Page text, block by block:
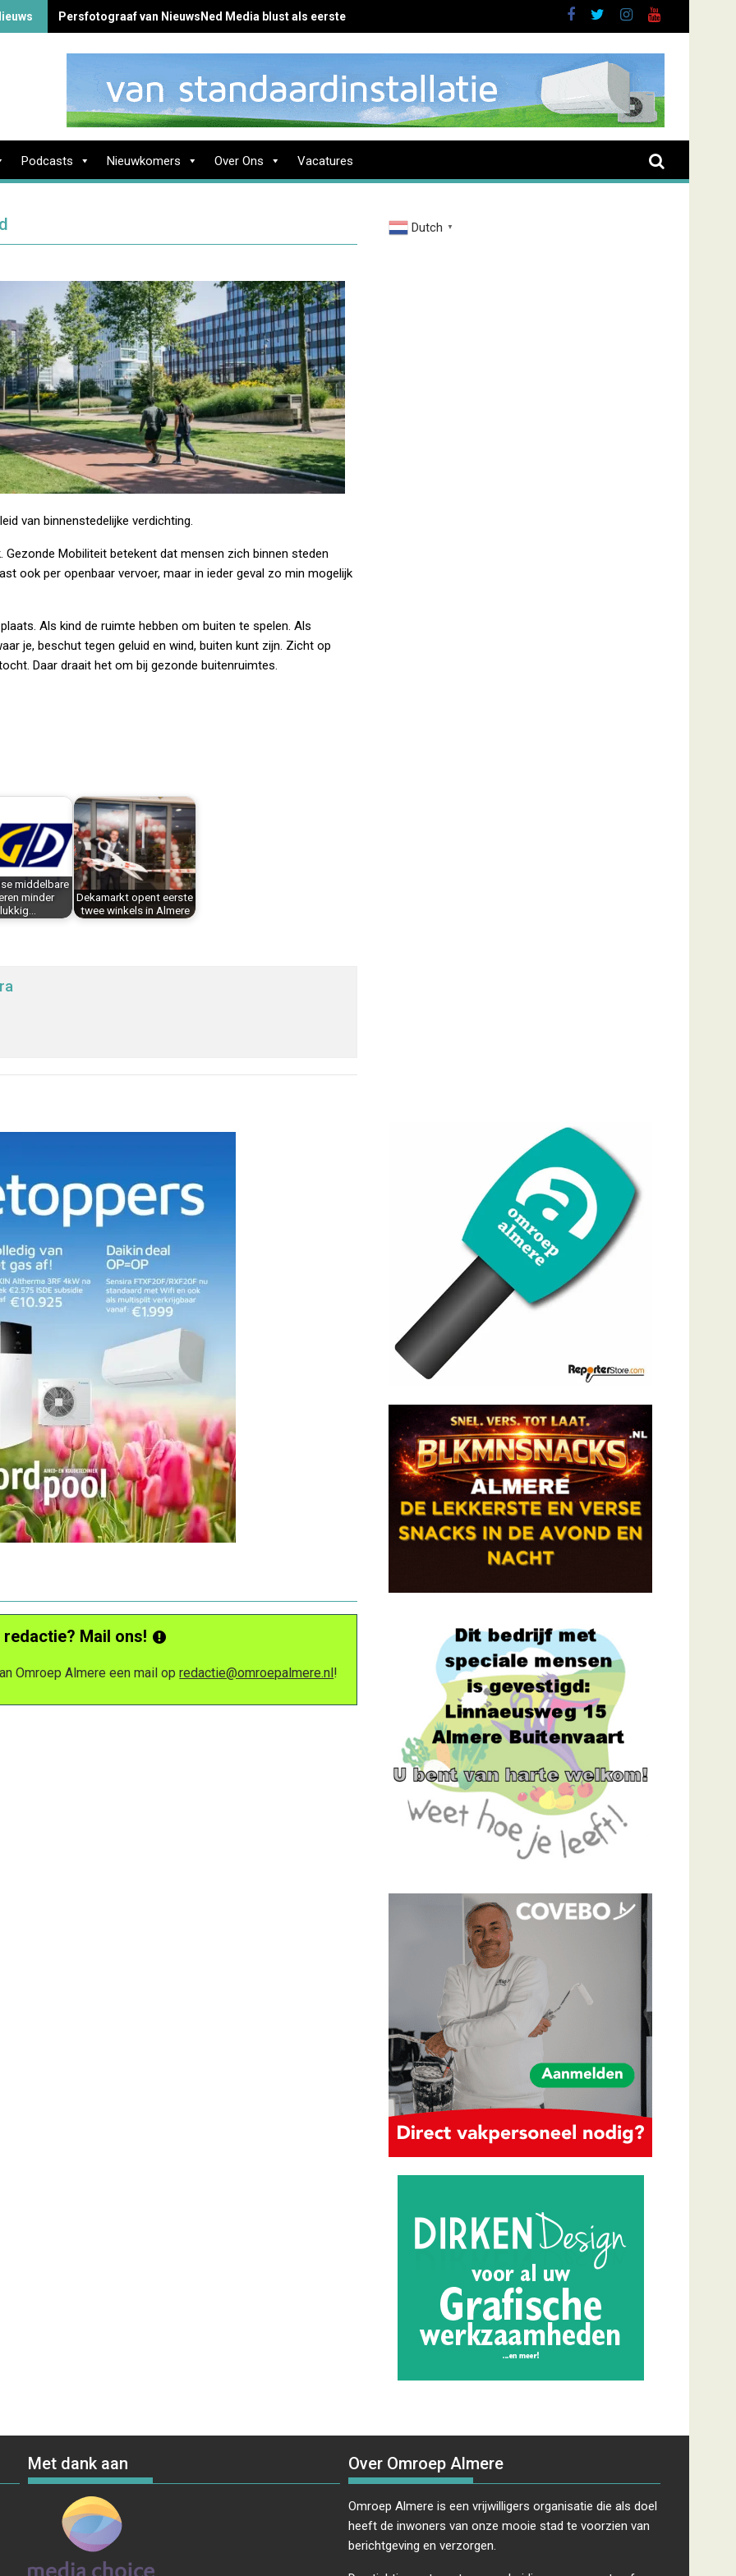
Persfotograaf van NieuwsNed Media blust als eerste brand Zenderstraat
Podcasts Nieuwkomers Over Ons Vacatures
van binnenstedelijke verdichting.
Gezonde Mobiliteit betekent dat mensen zich binnen steden
ook per openbaar vervoer, maar in ieder geval zo min mogelijk
Als kind de ruimte hebben om buiten te spelen. Als
je, beschut tegen geluid en wind, buiten kunt zijn. Zicht op
Daar draait het om bij gezonde buitenruimtes.
middelbare
minder
Dekamarkt opent eerste
twee winkels in Almere
Mail ons!
Omroep Almere een mail opredactie@omroepalmere.nl!
Dutch ▼
Met dank aan Over Omroep Almere
Omroep Almere is een vrijwilligers organisatie die als doel
heeft de inwoners van onze mooie stad te voorzien van
berichtgeving en verzorgen.